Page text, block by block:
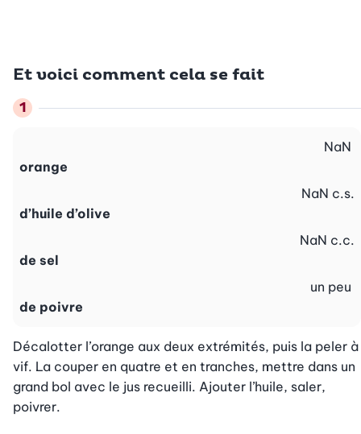
Et voici comment cela se fait
orange
NaN
d’huile d’olive
NaN c.s.
de sel
NaN c.c.
de poivre
un peu
Décalotter l’orange aux deux extrémités, puis la peler à
vif. La couper en quatre et en tranches, mettre dans un
grand bol avec le jus recueilli. Ajouter l’huile, saler,
poivrer.